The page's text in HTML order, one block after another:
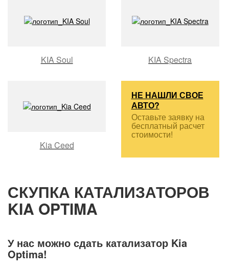
KIA Soul KIA Spectra
Kia Ceed
НЕ НАШЛИ СВОЕ
АВТО?
Оставьте заявку на
бесплатный расчет
стоимости!
СКУПКА КАТАЛИЗАТОРОВ
KIA OPTIMA
У нас можно сдать катализатор Kia
Optima!